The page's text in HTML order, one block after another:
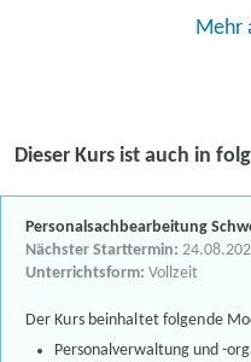
Mehr
Dieser Kurs ist auch in
Personalsachbearbeitung
Nächster Starttermin:
Unterrichtsform: Vollzeit
Der Kurs beinhaltet folgende
Personalverwaltung und -